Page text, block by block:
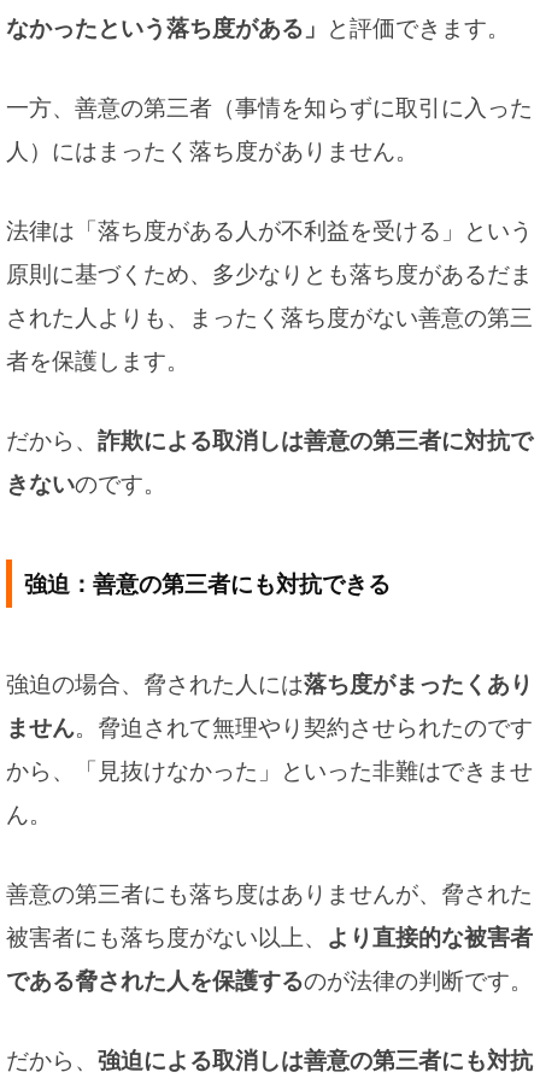
なかったという落ち度がある」 と評価できます。
一方、善意の第三者（事情を知らずに取引に入った
人）にはまったく落ち度がありません。
法律は「落ち度がある人が不利益を受ける」という
原則に基づくため、多少なりとも落ち度があるだま
された人よりも、まったく落ち度がない善意の第三
者を保護します。
だから、 詐欺による取消しは善意の第三者に対抗で
きないのです。
強迫：善意の第三者にも対抗できる
強迫の場合、脅された人には落ち度がまったくあり
ません。脅迫されて無理やり契約させられたのです
から、「見抜けなかった」といった非難はできませ
ん。
善意の第三者にも落ち度はありませんが、脅された
被害者にも落ち度がない以上、 より直接的な被害者
である脅された人を保護するのが法律の判断です。
だから、 強迫による取消しは善意の第三者にも対抗